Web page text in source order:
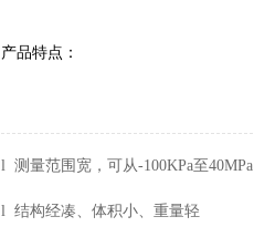
产品特点：
l 测量范围宽，可从-100KPa至40MPa
l 结构经凑、体积小、重量轻